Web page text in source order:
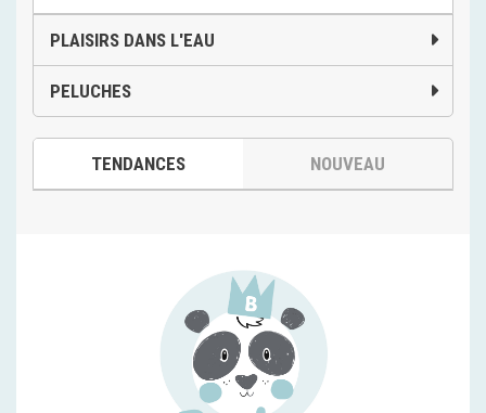
PLAISIRS DANS L'EAU
PELUCHES
TENDANCES NOUVEAU